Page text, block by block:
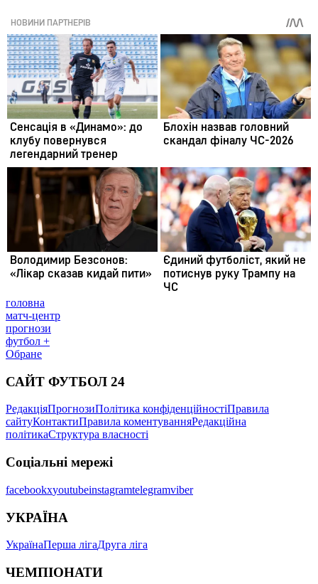
головна
матч-центр
прогнози
футбол +
Обране
САЙТ ФУТБОЛ 24
РедакціяПрогнозиПолітика конфіденційностіПравила
сайтуКонтактиПравила коментуванняРедакційна
політикаСтруктура власності
Соціальні мережі
facebookxyoutubeinstagramtelegramviber
УКРАЇНА
УкраїнаПерша лігаДруга ліга
ЧЕМПІОНАТИ